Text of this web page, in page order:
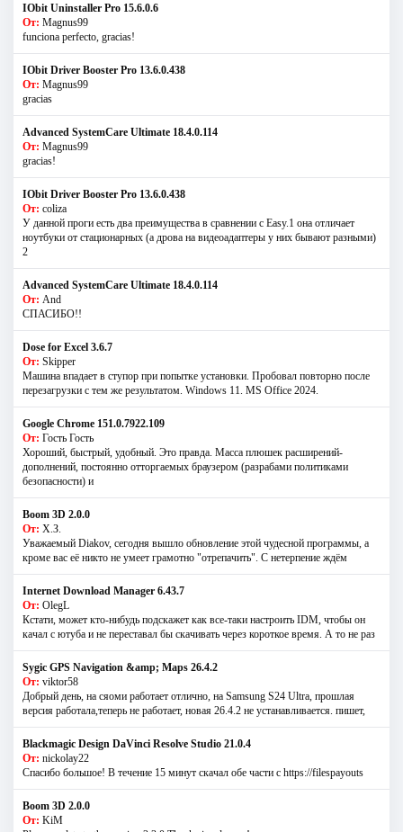
IObit Uninstaller Pro 15.6.0.6
От: Magnus99
funciona perfecto, gracias!
IObit Driver Booster Pro 13.6.0.438
От: Magnus99
gracias
Advanced SystemCare Ultimate 18.4.0.114
От: Magnus99
gracias!
IObit Driver Booster Pro 13.6.0.438
От: coliza
У данной проги есть два преимущества в сравнении с Easy.1 она отличает
ноутбуки от стационарных (а дрова на видеоадаптеры у них бывают разными)
2
Advanced SystemCare Ultimate 18.4.0.114
От: And
СПАСИБО!!
Dose for Excel 3.6.7
От: Skipper
Машина впадает в ступор при попытке установки. Пробовал повторно после
перезагрузки с тем же результатом. Windows 11. MS Offiсe 2024.
Google Chrome 151.0.7922.109
От: Гость Гость
Хороший, быстрый, удобный. Это правда. Масса плюшек расширений-
дополнений, постоянно отторгаемых браузером (разрабами политиками
безопасности) и
Boom 3D 2.0.0
От: Х.З.
Уважаемый Diakov, сегодня вышло обновление этой чудесной программы, а
кроме вас её никто не умеет грамотно "отрепачить". С нетерпение ждём
Internet Download Manager 6.43.7
От: OlegL
Кстати, может кто-нибудь подскажет как все-таки настроить IDM, чтобы он
качал с ютуба и не переставал бы скачивать через короткое время. А то не раз
Sygic GPS Navigation &amp; Maps 26.4.2
От: viktor58
Добрый день, на сяоми работает отлично, на Samsung S24 Ultra, прошлая
версия работала,теперь не работает, новая 26.4.2 не устанавливается. пишет,
Blackmagic Design DaVinci Resolve Studio 21.0.4
От: nickolay22
Спасибо большое! В течение 15 минут скачал обе части с https://filespayouts
Boom 3D 2.0.0
От: KiM